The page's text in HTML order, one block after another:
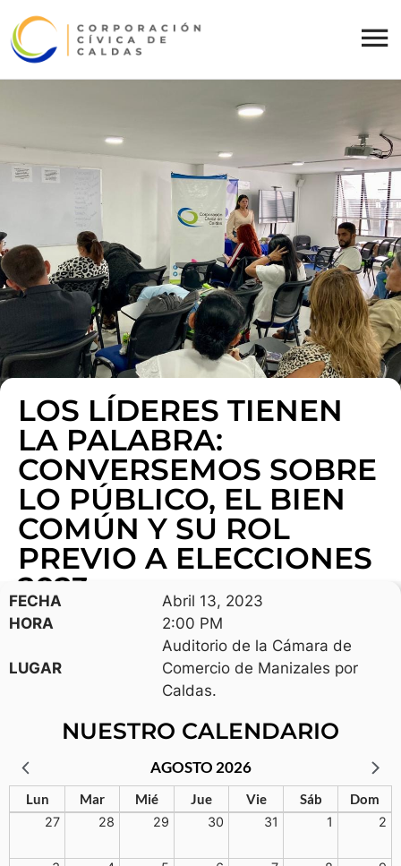
LOS LÍDERES TIENEN
LA PALABRA:
CONVERSEMOS SOBRE
LO PÚBLICO, EL BIEN
COMÚN Y SU ROL
PREVIO A ELECCIONES
2023
FECHA
Abril 13, 2023
HORA
2:00 PM
LUGAR
Auditorio de la Cámara de
Comercio de Manizales por
Caldas.
NUESTRO CALENDARIO
AGOSTO 2026
Lun Mar Mié Jue Vie Sáb Dom
27 28 29 30 31 1 2